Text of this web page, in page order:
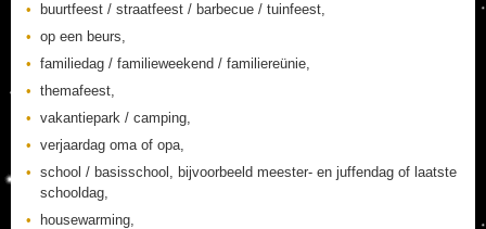
buurtfeest / straatfeest / barbecue / tuinfeest,
op een beurs,
familiedag / familieweekend / familiereünie,
themafeest,
vakantiepark / camping,
verjaardag oma of opa,
school / basisschool, bijvoorbeeld meester- en juffendag of laatste
schooldag,
housewarming,